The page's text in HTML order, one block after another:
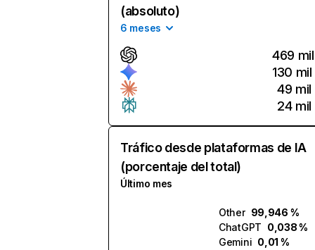
(absoluto)
6 meses
469 mil
130 mil
49 mil
24 mil
Tráfico desde plataformas de IA
(porcentaje del total)
Último mes
Other 99,946 %
ChatGPT 0,038 %
Gemini 0,01 %